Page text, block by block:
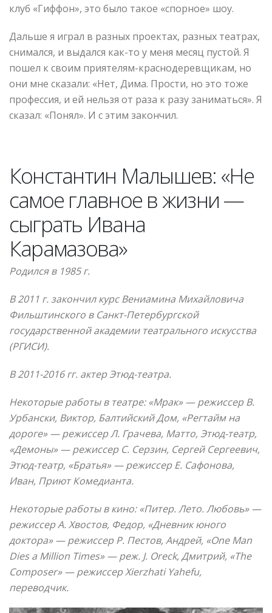
клуб «Гиффон», это было такое «спорное» шоу.
Дальше я играл в разных проектах, разных театрах,
снимался, и выдался как-то у меня месяц пустой. Я
пошел к своим приятелям-краснодеревщикам, но
они мне сказали: «Нет, Дима. Прости, но это тоже
профессия, и ей нельзя от раза к разу заниматься». Я
сказал: «Понял». И с этим закончил.
Константин Малышев: «Не
самое главное в жизни —
сыграть Ивана
Карамазова»
Родился в 1985 г.
В 2011 г. закончил курс Вениамина Михайловича
Фильштинского в Санкт-Петербургской
государственной академии театрального искусства
(РГИСИ).
В 2011-2016 гг. актер Этюд-театра.
Некоторые работы в театре: «Мрак» — режиссер В.
Урбански, Виктор, Балтийский Дом, «Регтайм на
дороге» — режиссер Л. Грачева, Матто, Этюд-театр,
«Демоны» — режиссер С. Серзин, Сергей Сергеевич,
Этюд-театр, «Братья» — режиссер Е. Сафонова,
Иван, Приют Комедианта.
Некоторые работы в кино: «Питер. Лето. Любовь» —
режиссер А. Хвостов, Федор, «Дневник юного
доктора» — режиссер Р. Пестов, Андрей, «One Man
Dies a Million Times» — реж. J. Oreck, Дмитрий, «The
Composer» — режиссер Xierzhati Yahefu,
переводчик.